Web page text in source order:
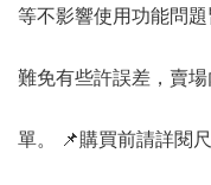
等不影響使用功能問
難免有些許誤差，賣
單。 📌購買前請詳閱